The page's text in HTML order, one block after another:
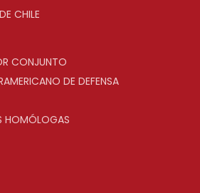
CHILE
CONJUNTO
DE DEFENSA
HOMÓLOGAS